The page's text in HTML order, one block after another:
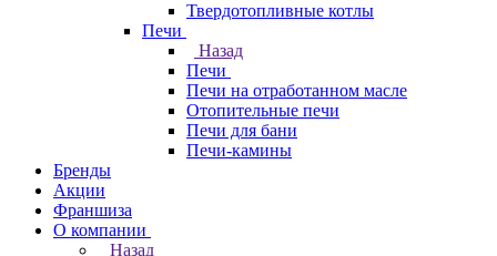
Твердотопливные котлы
Печи
Назад
Печи
Печи на отработанном масле
Отопительные печи
Печи для бани
Печи-камины
Бренды
Акции
Франшиза
О компании
Назад